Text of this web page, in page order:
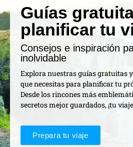
Guías
planificar tu
Consejos e inspiración
inolvidable
Explora nuestras guías gratuitas
que necesitas para planificar tu
Desde los rincones más
secretos mejor guardados, ¡tu
Prepara tu viaje